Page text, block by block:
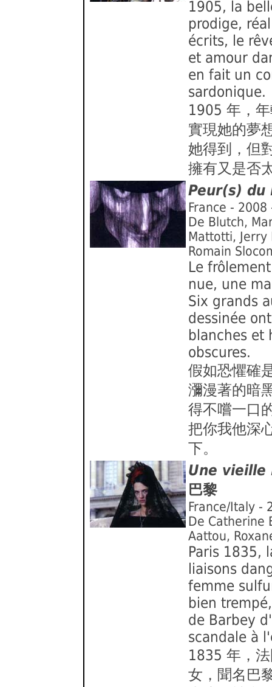
1905, la
prodige,
écrits, le
et amour
en fait un
sardonique.
1905 年，
實現她的夢
她得到，但
擁有又是否
Peur(s)
France -
De Blutch,
Mattotti, Jerry
Romain
Le
nue, une
Six grands
dessinée
blanches et
obscures.
假如恐懼確
瀰漫著的暗
得不嚐一口
把你我他深
下。
Une
巴黎
France/Italy -
De Catherine
Aattou,
Paris 1835,
liaisons
femme
bien
de Barbey
scandale à
1835 年，
女，聞名巴